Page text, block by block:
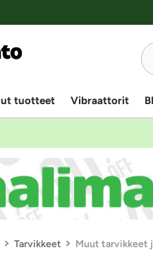
tuotteet Vibraattorit
Tarvikkeet Muut tarvikkeet